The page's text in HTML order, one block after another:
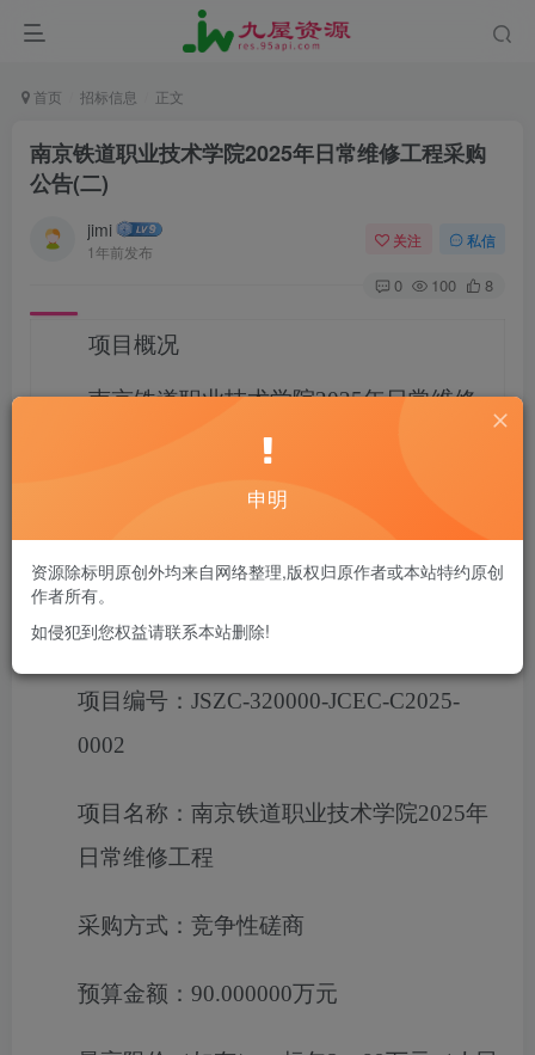
首页 招标信息 正文
南京铁道职业技术学院2025年日常维修工程采购
公告(二)
jimi
1年前发布
关注 私信
0 100 8
项目概况
南京铁道职业技术学院2025年日常维修
购项目的潜在供应商应在
台（http://www.ejy365.com）
一、项目基本情况
项目编号： JSZC-320000-JCEC-C2025-
0002
项目名称： 南京铁道职业技术学院2025年
日常维修工程
采购方式： 竞争性磋商
预算金额： 90.000000万元
申明
资源除标明原创外均来自网络整理,版权归原作者或本站特约原创
作者所有。
如侵犯到您权益请联系本站删除!